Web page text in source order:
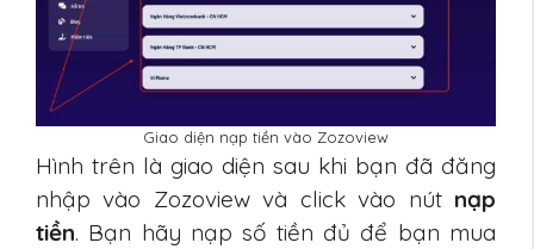
Giao diện nạp tiền vào Zozoview
Hình trên là giao diện sau khi bạn đã đăng
nhập vào Zozoview và click vào nút nạp
tiền. Bạn hãy nạp số tiền đủ để bạn mua